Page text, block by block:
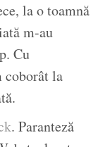
la o toamnă
m-au
Cu
coborât la
. Paranteză